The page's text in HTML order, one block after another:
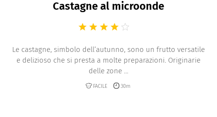
Castagne al microonde
Le castagne, simbolo dell’autunno, sono un frutto versatile
e delizioso che si presta a molte preparazioni. Originarie
delle zone ...
FACILE 30m